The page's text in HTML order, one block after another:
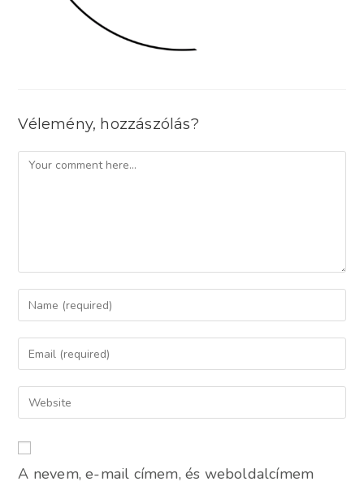
Vélemény, hozzászólás?
Comment
Enter
your
name
comment
Enter
your
email
address
Enter
your
URL
(optional)
A nevem, e-mail címem, és weboldalcímem